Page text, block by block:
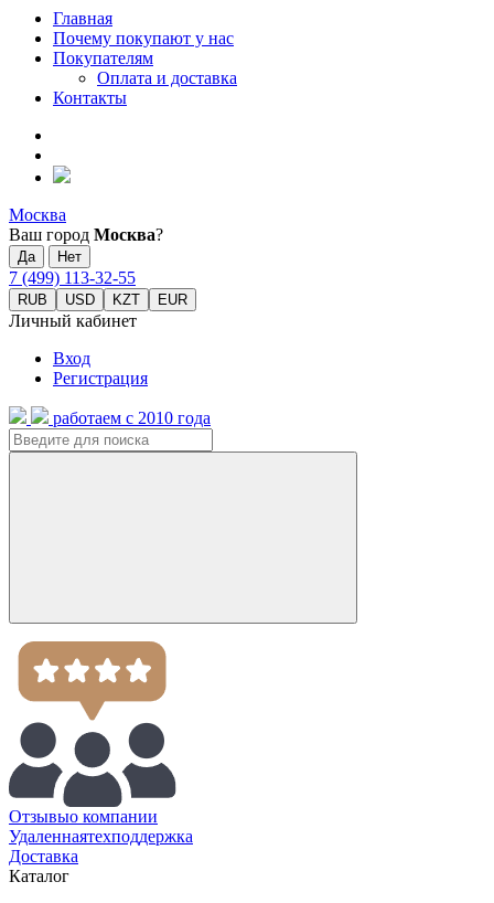
Главная
Почему покупают у нас
Покупателям
Оплата и доставка
Контакты
Москва
Ваш город Москва?
7 (499) 113-32-55
RUB USD KZT EUR
Личный кабинет
Вход
Регистрация
работаем с 2010 года
Отзывыо компании
Удаленнаятехподдержка
Доставка
Каталог